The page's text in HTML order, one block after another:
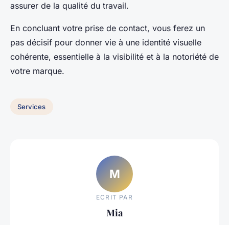
assurer de la qualité du travail.
En concluant votre prise de contact, vous ferez un
pas décisif pour donner vie à une identité visuelle
cohérente, essentielle à la visibilité et à la notoriété de
votre marque.
Services
M
ECRIT PAR
Mia